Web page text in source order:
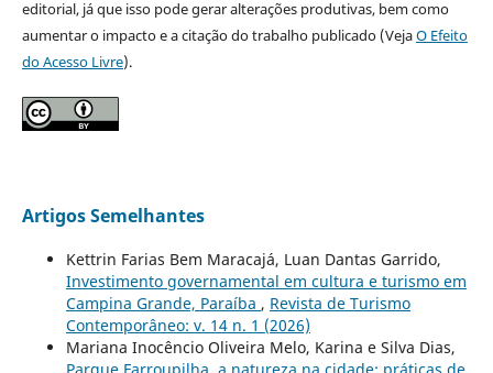
editorial, já que isso pode gerar alterações produtivas, bem como
aumentar o impacto e a citação do trabalho publicado (VejaO Efeito
do Acesso Livre).
Artigos Semelhantes
Kettrin Farias Bem Maracajá, Luan Dantas Garrido,
Investimento governamental em cultura e turismo em
Campina Grande, Paraíba , Revista de Turismo
Contemporâneo: v. 14 n. 1 (2026)
Mariana Inocêncio Oliveira Melo, Karina e Silva Dias,